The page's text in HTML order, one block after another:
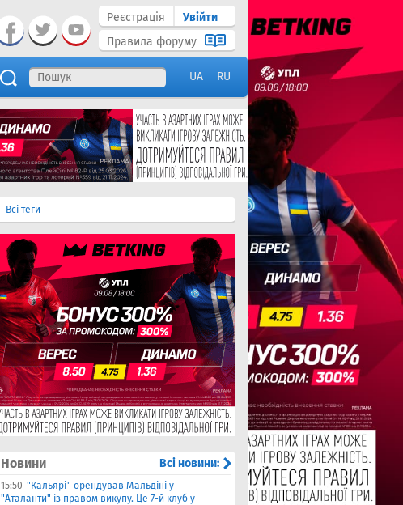
Реєстрація
Увійти
Правила форуму
UA RU
Всі теги
Новини Всі новини:
15:50 "Кальярі" орендував Мальдіні у
"Аталанти" із правом викупу. Це 7-й клуб у